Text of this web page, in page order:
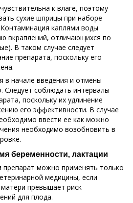
к влаге, поэтому
сухие шприцы при наборе
каплями воды
вкраплений, отличающихся по
В таком случае следует
препарата, поскольку его
в начале введения и отмены
Следует соблюдать интервалы
поскольку их удлинение
его эффективности. В случае
ввести ее как можно
необходимо возобновить в
беременности, лактации
можно применять только
медицины, если
превышает риск
для плода.